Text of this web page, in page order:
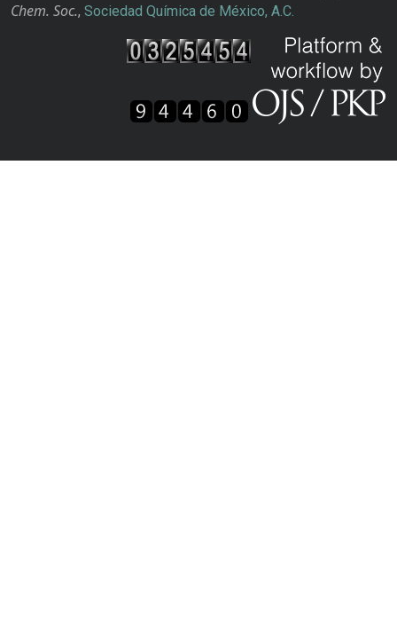
Chem. Soc., Sociedad Química de México, A.C.